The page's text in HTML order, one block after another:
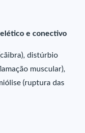
e conectivo
distúrbio
muscular),
(ruptura das